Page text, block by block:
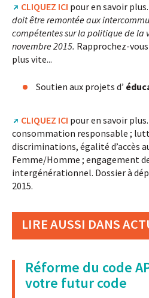
CLIQUEZ ICI pour en savoir plus.
doit être remontée aux
compétentes sur la politique de la
novembre 2015. Rapprochez-
plus vite...
Soutien aux projets d’
CLIQUEZ ICI pour en savoir
consommation responsable ;
discriminations, égalité d’accès
Femme/Homme ; engagement
intergénérationnel. Dossier à
2015.
LIRE AUSSI DANS
Réforme du code
votre futur code